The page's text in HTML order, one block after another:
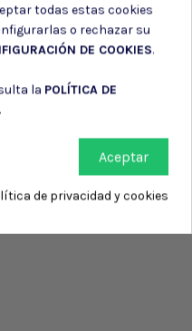
todas estas cookies
o rechazar su
DE COOKIES.
la POLÍTICA DE
Aceptar
de privacidad y cookies